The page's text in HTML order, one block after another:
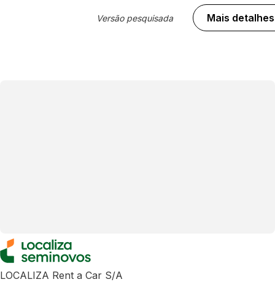
Versão pesquisada Mais detalhes
LOCALIZA Rent a Car S/A